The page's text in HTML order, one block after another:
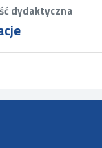
dydaktyczna